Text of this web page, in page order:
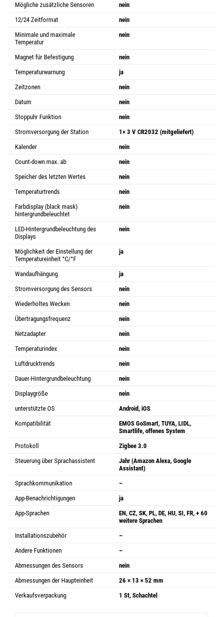
Mögliche zusätzliche Sensoren
nein
12/24 Zeitformat
nein
Minimale und maximale
Temperatur
nein
Magnet für Befestigung
nein
Temperaturwarnung
ja
Zeitzonen
nein
Datum
nein
Stoppuhr Funktion
nein
Stromversorgung der Station
1× 3 V CR2032 (mitgeliefert)
Kalender
nein
Count-down max. ab
nein
Speicher des letzten Wertes
nein
Temperaturtrends
nein
Farbdisplay (black mask)
hintergrundbeleuchtet
nein
LED-Hintergrundbeleuchtung des
Displays
nein
Möglichkeit der Einstellung der
Temperatureinheit °C/°F
ja
Wandaufhängung
ja
Stromversorgung des Sensors
nein
Wiederholtes Wecken
nein
Übertragungsfrequenz
nein
Netzadapter
nein
Temperaturindex
nein
Luftdrucktrends
nein
Dauer-Hintergrundbeleuchtung
nein
Displaygröße
nein
unterstützte OS
Android, iOS
Kompatibilität
EMOS GoSmart, TUYA, LIDL,
Smartlife, offenes System
Protokoll
Zigbee 3.0
Steuerung über Sprachassistent
Jahr (Amazon Alexa, Google
Assistant)
Sprachkommunikation
–
App-Benachrichtigungen
ja
App-Sprachen
EN, CZ, SK, PL, DE, HU, SI, FR, + 60
weitere Sprachen
Installationszubehör
–
Andere Funktionen
–
Abmessungen des Sensors
nein
Abmessungen der Haupteinheit
26 × 13 × 52 mm
Verkaufsverpackung
1 St, Schachtel